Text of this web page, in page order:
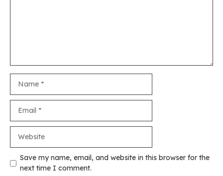
Save my name, email, and website in this browser for the
next time I comment.